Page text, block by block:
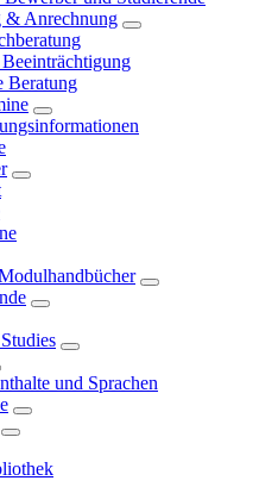
& Anrechnung
Beratung
und Sprachen